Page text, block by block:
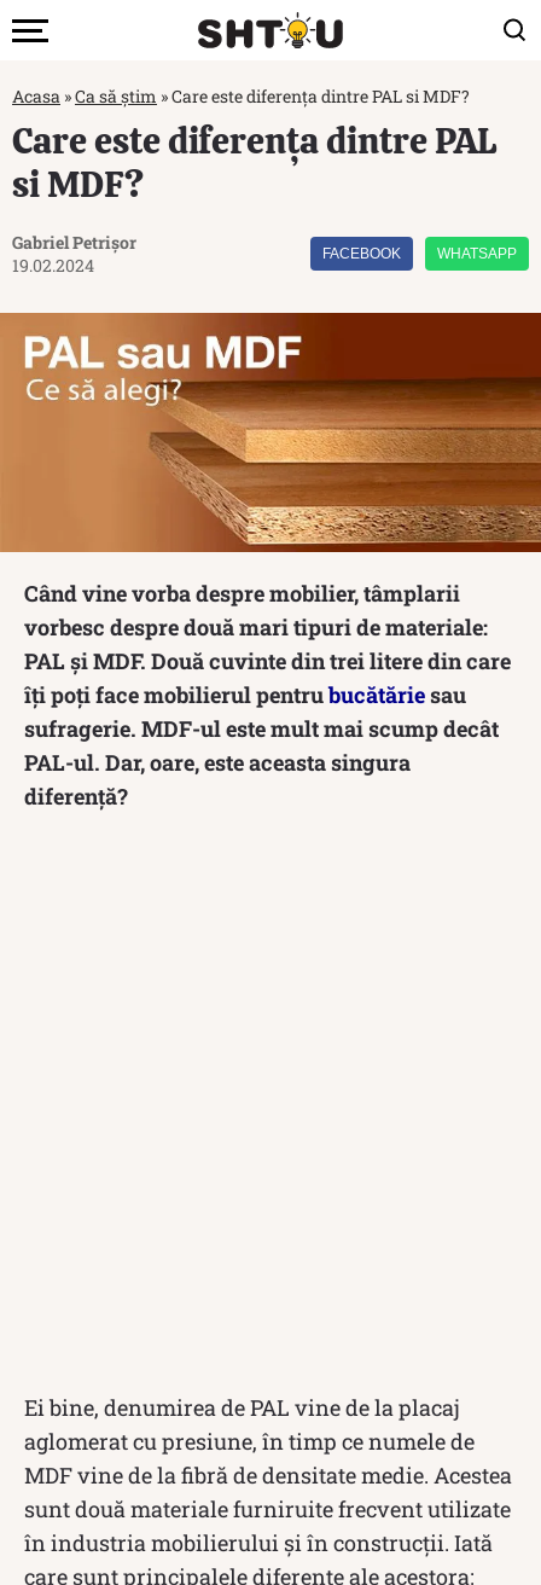
Acasa »Ca să știm »Care este diferența dintre PAL si MDF?
Care este diferența dintre PAL
si MDF?
Gabriel Petrișor
19.02.2024
FACEBOOK WHATSAPP
Când vine vorba despre mobilier, tâmplarii
vorbesc despre două mari tipuri de materiale:
PAL și MDF. Două cuvinte din trei litere din care
îți poți face mobilierul pentrubucătăriesau
sufragerie. MDF-ul este mult mai scump decât
PAL-ul. Dar, oare, este aceasta singura
diferență?
Ei bine, denumirea de PAL vine de la placaj
aglomerat cu presiune, în timp ce numele de
MDF vine de la fibră de densitate medie. Acestea
sunt două materiale furniruite frecvent utilizate
în industria mobilierului și în construcții. Iată
care sunt principalele diferențe ale acestora: